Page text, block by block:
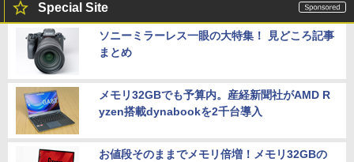
Special Site
ソニーミラーレス一眼の大特集！ 見どころ記事
まとめ
メモリ32GBでも予算内。産経新聞社がAMD R
yzen搭載dynabookを2千台導入
お値段そのままでメモリ倍増！メモリ32GBの